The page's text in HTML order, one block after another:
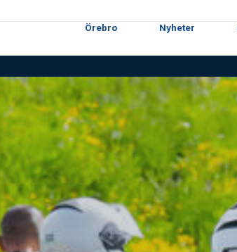
Örebro Nyheter